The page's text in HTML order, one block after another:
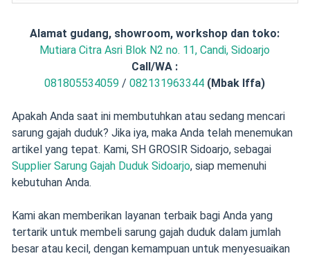
Alamat gudang, showroom, workshop dan toko:
Mutiara Citra Asri Blok N2 no. 11, Candi, Sidoarjo
Call/WA :
081805534059 /082131963344 (Mbak Iffa)
Apakah Anda saat ini membutuhkan atau sedang mencari
sarung gajah duduk? Jika iya, maka Anda telah menemukan
artikel yang tepat. Kami, SH GROSIR Sidoarjo, sebagai
Supplier Sarung Gajah Duduk Sidoarjo, siap memenuhi
kebutuhan Anda.
Kami akan memberikan layanan terbaik bagi Anda yang
tertarik untuk membeli sarung gajah duduk dalam jumlah
besar atau kecil, dengan kemampuan untuk menyesuaikan